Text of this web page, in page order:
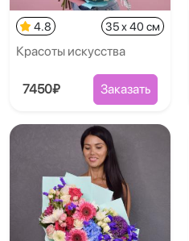
4.8 35 x 40 см
Красоты искусства
7450₽ Заказать